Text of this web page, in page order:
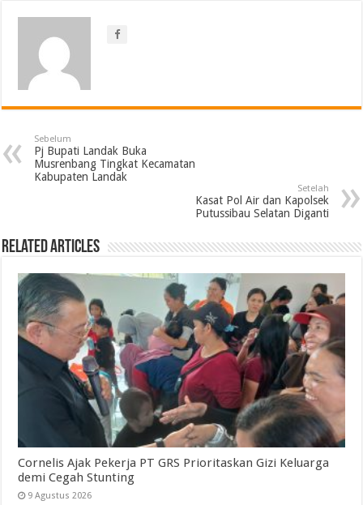
Sebelum
Pj Bupati Landak Buka
Musrenbang Tingkat Kecamatan
Kabupaten Landak
Setelah
Kasat Pol Air dan Kapolsek
Putussibau Selatan Diganti
Related Articles
Cornelis Ajak Pekerja PT GRS Prioritaskan Gizi Keluarga
demi Cegah Stunting
9 Agustus 2026